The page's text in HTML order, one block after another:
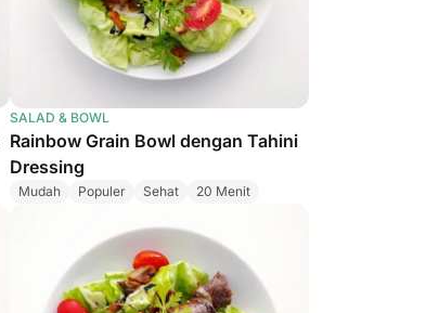
SALAD & BOWL
Rainbow Grain Bowl dengan Tahini
Dressing
Mudah Populer Sehat 20 Menit